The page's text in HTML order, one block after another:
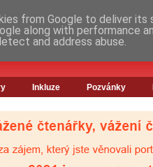
Inkluze Pozvánky
from Google to deliver its
along with performance
and address abuse.